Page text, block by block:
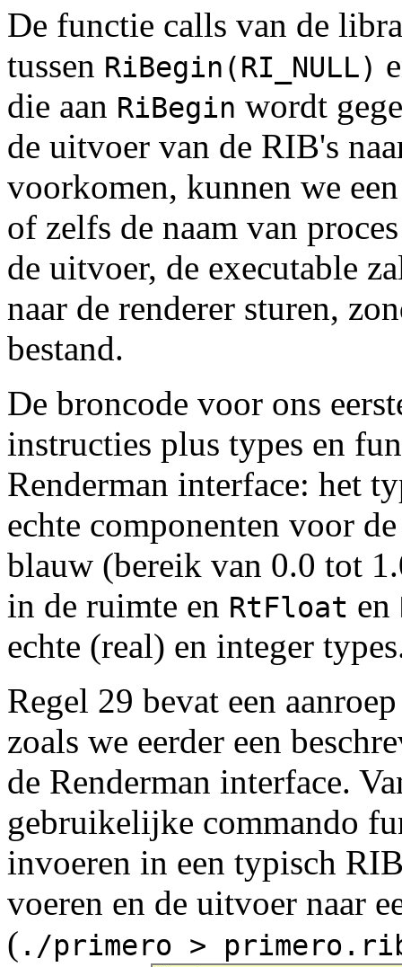
De functie calls van de
tussen RiBegin(RI_NULL)
die aan RiBegin wordt
de uitvoer van de RIB's
voorkomen, kunnen we
of zelfs de naam van
de uitvoer, de executable
naar de renderer sturen,
bestand.
De broncode voor ons
instructies plus types en
Renderman interface: het
echte componenten voor
blauw (bereik van 0.0 tot
in de ruimte en RtFloat en
echte (real) en integer
Regel 29 bevat een
zoals we eerder een
de Renderman interface.
gebruikelijke commando
invoeren in een typisch
voeren en de uitvoer naar
( ./primero >